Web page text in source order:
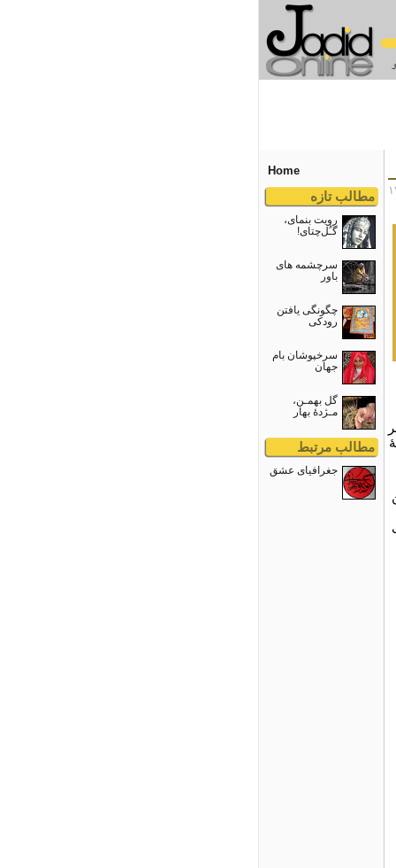
Home
مطالب تازه
رویت بنمای،
گـُل‌چتای!
سرچشمه های
باور
چگونگی یافتن
رودکی
سرخپوشان بام
جهان
گل بهمـن،
مـژدۀ بهار
مطالب مرتبط
جغرافیای عشق